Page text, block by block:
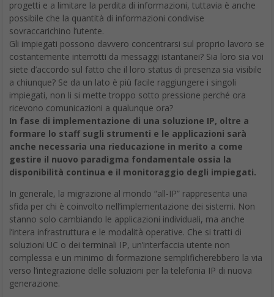
progetti e a limitare la perdita di informazioni, tuttavia è anche
possibile che la quantità di informazioni condivise
sovraccarichino l’utente.
Gli impiegati possono davvero concentrarsi sul proprio lavoro se
costantemente interrotti da messaggi istantanei? Sia loro sia voi
siete d’accordo sul fatto che il loro status di presenza sia visibile
a chiunque? Se da un lato è più facile raggiungere i singoli
impiegati, non li si mette troppo sotto pressione perché ora
ricevono comunicazioni a qualunque ora?
In fase di implementazione di una soluzione IP, oltre a
formare lo staff sugli strumenti e le applicazioni sarà
anche necessaria una rieducazione in merito a come
gestire il nuovo paradigma fondamentale ossia la
disponibilità continua e il monitoraggio degli impiegati.
In generale, la migrazione al mondo “all-IP” rappresenta una
sfida per chi è coinvolto nell’implementazione dei sistemi. Non
stanno solo cambiando le applicazioni individuali, ma anche
l’intera infrastruttura e le modalità operative. Che si tratti di
soluzioni UC o dei terminali IP, un’interfaccia utente non
complessa e un minimo di formazione semplificherebbero la via
verso l’integrazione delle soluzioni per la telefonia IP di nuova
generazione.